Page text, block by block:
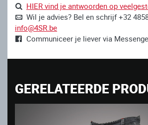
HIER vind je antwoorden op
Wil je advies? Bel en schrijf +32
info@4SR.be
Communiceer je liever via
GERELATEERDE